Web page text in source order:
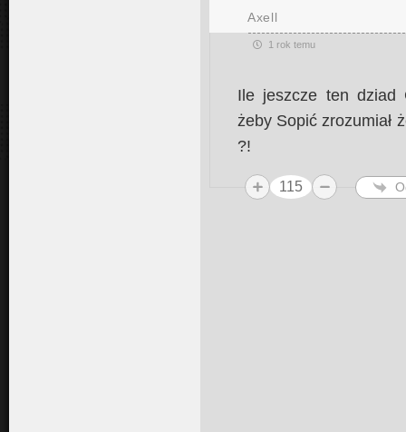
Axell
1 rok temu
Ile jeszcze ten dziad
żeby Sopić zrozumiał
?!
115